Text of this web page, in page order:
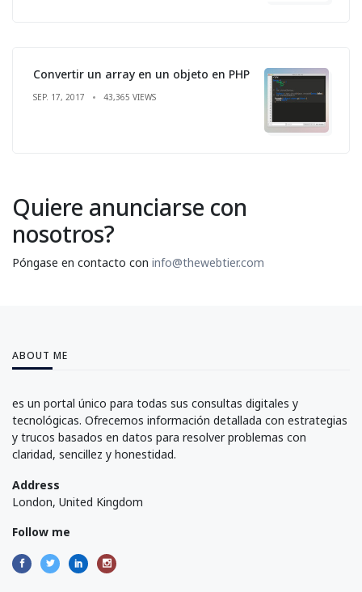
Convertir un array en un objeto en PHP
SEP. 17, 2017 43,365 VIEWS
Quiere anunciarse con
nosotros?
Póngase en contacto con info@thewebtier.com
ABOUT ME
es un portal único para todas sus consultas digitales y
tecnológicas. Ofrecemos información detallada con estrategias
y trucos basados en datos para resolver problemas con
claridad, sencillez y honestidad.
Address
London, United Kingdom
Follow me